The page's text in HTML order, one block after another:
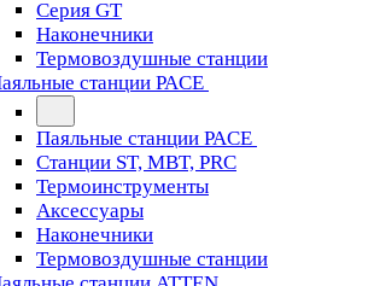
Серия GT
Наконечники
Термовоздушные станции
станции PACE
Паяльные станции PACE
Станции ST, MBT, PRC
Термоинструменты
Аксессуары
Наконечники
Термовоздушные станции